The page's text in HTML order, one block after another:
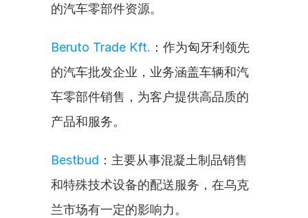
的汽车零部件资源。
Beruto Trade Kft. ：作为匈牙利领先
的汽车批发企业，业务涵盖车辆和汽
车零部件销售，为客户提供高品质的
产品和服务。
Bestbud ：主要从事混凝土制品销售
和特殊技术设备的配送服务，在乌克
兰市场有一定的影响力。